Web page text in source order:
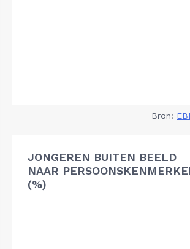
Bron:
JONGEREN BUITEN BEELD
NAAR
(%)